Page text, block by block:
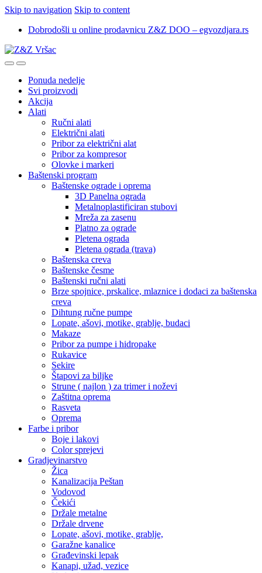
Skip to navigation Skip to content
Dobrodošli u online prodavnicu Z&Z DOO – egvozdjara.rs
Ponuda nedelje
Svi proizvodi
Akcija
Alati
Ručni alati
Električni alati
Pribor za električni alat
Pribor za kompresor
Olovke i markeri
Baštenski program
Baštenske ograde i oprema
3D Panelna ograda
Metalnoplastificiran stubovi
Mreža za zasenu
Platno za ograde
Pletena ograda
Pletena ograda (trava)
Baštenska creva
Baštenske česme
Baštenski ručni alati
Brze spojnice, prskalice, mlaznice i dodaci za baštenska
creva
Dihtung ručne pumpe
Lopate, ašovi, motike, grablje, budaci
Makaze
Pribor za pumpe i hidropake
Rukavice
Sekire
Štapovi za biljke
Strune ( najlon ) za trimer i noževi
Zaštitna oprema
Rasveta
Oprema
Farbe i pribor
Boje i lakovi
Color sprejevi
Gradjevinarstvo
Žica
Kanalizacija Peštan
Vodovod
Čekići
Držale metalne
Držale drvene
Lopate, ašovi, motike, grablje,
Garažne kanalice
Građevinski lepak
Kanapi, užad, vezice